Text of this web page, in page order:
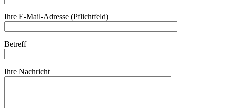
Ihre E-Mail-Adresse (Pflichtfeld)
Betreff
Ihre Nachricht